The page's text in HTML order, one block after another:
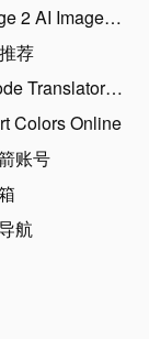
GPT Image 2 AI Image Generator
荐
Morse Code Translator Online
Colors Online
账号
航